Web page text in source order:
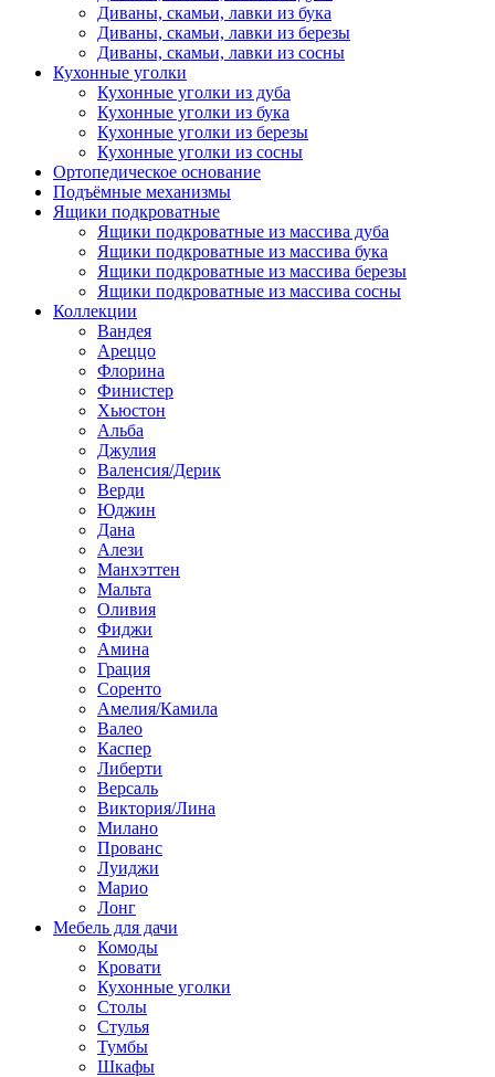
Диваны, скамьи, лавки из бука
Диваны, скамьи, лавки из березы
Диваны, скамьи, лавки из сосны
Кухонные уголки
Кухонные уголки из дуба
Кухонные уголки из бука
Кухонные уголки из березы
Кухонные уголки из сосны
Ортопедическое основание
Подъёмные механизмы
Ящики подкроватные
Ящики подкроватные из массива дуба
Ящики подкроватные из массива бука
Ящики подкроватные из массива березы
Ящики подкроватные из массива сосны
Коллекции
Вандея
Ареццо
Флорина
Финистер
Хьюстон
Альба
Джулия
Валенсия/Дерик
Верди
Юджин
Дана
Алези
Манхэттен
Мальта
Оливия
Фиджи
Амина
Грация
Соренто
Амелия/Камила
Валео
Каспер
Либерти
Версаль
Виктория/Лина
Милано
Прованс
Луиджи
Марио
Лонг
Мебель для дачи
Комоды
Кровати
Кухонные уголки
Столы
Стулья
Тумбы
Шкафы